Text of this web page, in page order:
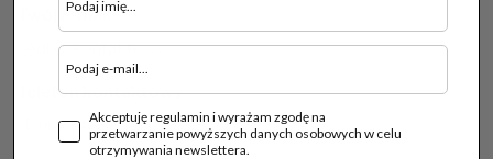
Twój E-mail
Telefon kontaktowy
Akceptuję regulamin i wyrażam zgodę na
przetwarzanie powyższych danych osobowych w celu
otrzymywania newslettera.